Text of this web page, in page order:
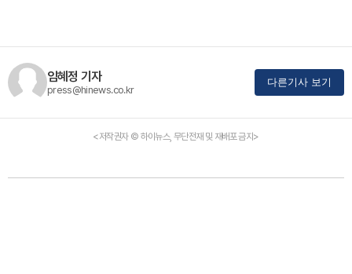
임혜정 기자
press@hinews.co.kr
다른기사 보기
<저작권자 © 하이뉴스, 무단전재 및 재배포 금지>